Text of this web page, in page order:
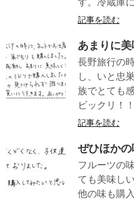
記事を読む
あまりに美
長野旅行の
し、いと忠
族でとても
ビックリ！
記事を読む
ぜひほか
フルーツの
ても美味し
他の味も購